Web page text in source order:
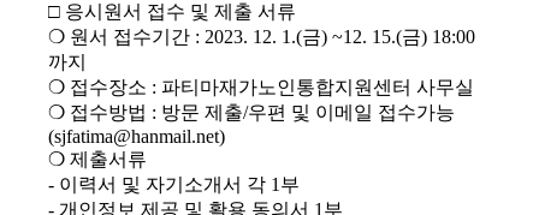
□ 응시원서 접수 및 제출 서류
❍ 원서 접수기간 : 2023. 12. 1.(금) ~12. 15.(금) 18:00
까지
❍ 접수장소 : 파티마재가노인통합지원센터 사무실
❍ 접수방법 : 방문 제출/우편 및 이메일 접수가능
(sjfatima@hanmail.net)
❍ 제출서류
- 이력서 및 자기소개서 각 1부
- 개인정보 제공 및 활용 동의서 1부